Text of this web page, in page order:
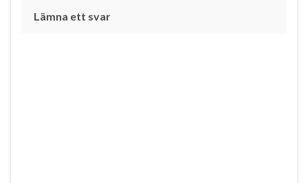
Lämna ett svar